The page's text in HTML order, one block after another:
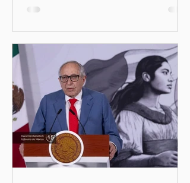
Estado amplió la revisión
de la presencia digital de
los solicitantes, mientras
Washington busca cerrar el
paso al llamado “turismo de
nacimiento” y reforzar los
controles migratorios.